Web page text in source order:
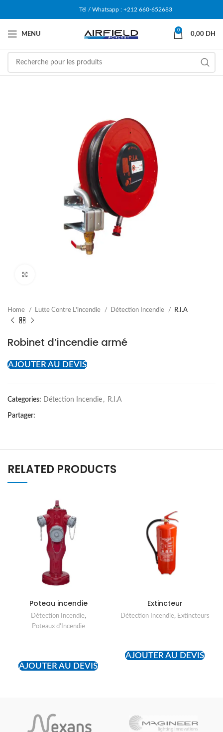
Tél / Whatsapp : +212 660-652683
MENU
0
0,00 DH
Home Lutte Contre L'incendie Détection Incendie R.I.A
Robinet d’incendie armé
AJOUTER AU DEVIS
Categories: Détection Incendie , R.I.A
Partager:
RELATED PRODUCTS
Poteau incendie
Détection Incendie,
Poteaux d’Incendie
AJOUTER AU DEVIS
Extincteur
Détection Incendie, Extincteurs
AJOUTER AU DEVIS